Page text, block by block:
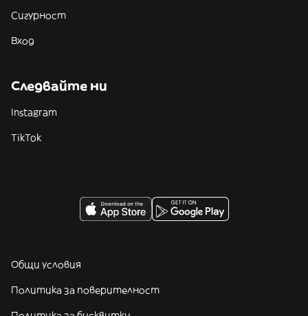
Сигурност
Вход
Следвайте ни
Instagram
TikTok
Общи условия
Политика за поверителност